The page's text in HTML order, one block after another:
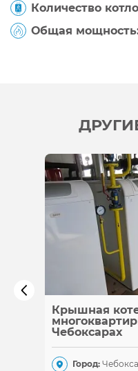
Количество
Общая
Крышная
Чебоксарах
Город: